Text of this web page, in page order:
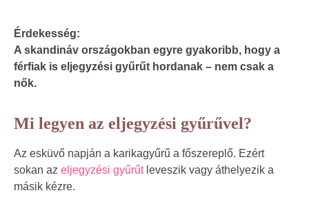
Érdekesség:
A skandináv országokban egyre gyakoribb, hogy a
férfiak is eljegyzési gyűrűt hordanak – nem csak a
nők.
Mi legyen az eljegyzési gyűrűvel?
Az esküvő napján a karikagyűrű a főszereplő. Ezért
sokan az eljegyzési gyűrűtleveszik vagy áthelyezik a
másik kézre.